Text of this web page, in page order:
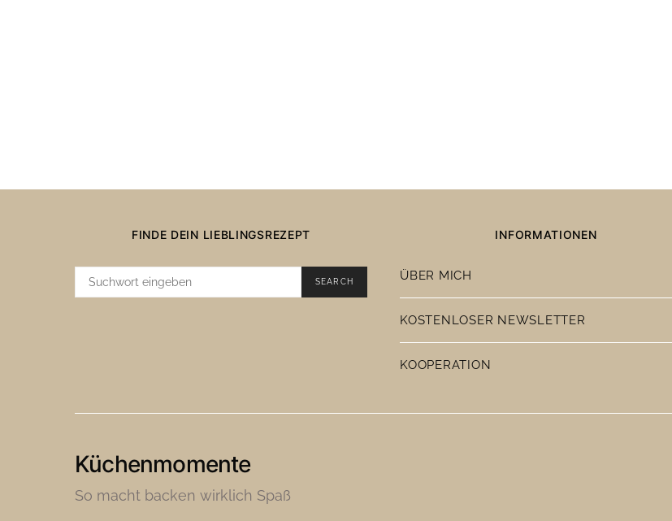
FINDE DEIN LIEBLINGSREZEPT
SUCHE
NACH:
SEARCH
INFORMATIONEN
ÜBER MICH
KOSTENLOSER NEWSLETTER
KOOPERATION
Küchenmomente
So macht backen wirklich Spaß